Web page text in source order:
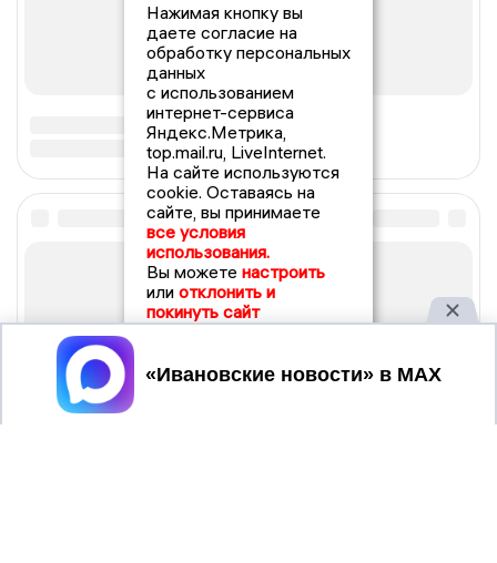
Нажимая кнопку вы
даете согласие на
обработку персональных
данных
с использованием
интернет-сервиса
Яндекс.Метрика,
top.mail.ru, LiveInternet.
На сайте используются
cookie. Оставаясь на
сайте, вы принимаете
все условия
использования.
Вы можете настроить
или отклонить и
покинуть сайт
Принять